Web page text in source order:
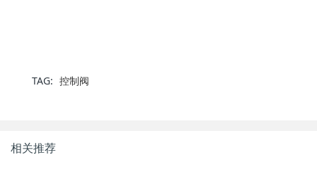
TAG: 控制阀
相关推荐